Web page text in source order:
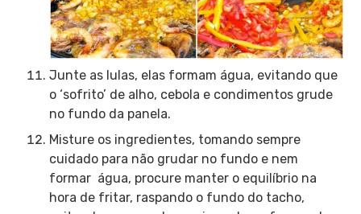
Junte as lulas, elas formam água, evitando que
o ‘sofrito’ de alho, cebola e condimentos grude
no fundo da panela.
Misture os ingredientes, tomando sempre
cuidado para não grudar no fundo e nem
formar água, procure manter o equilíbrio na
hora de fritar, raspando o fundo do tacho,